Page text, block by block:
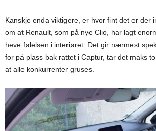
Kanskje enda viktigere, er hvor fint det er der
om at Renault, som på nye Clio, har lagt
heve følelsen i interiøret. Det gir nærmest
for på plass bak rattet i Captur, tar det maks
at alle konkurrenter gruses.